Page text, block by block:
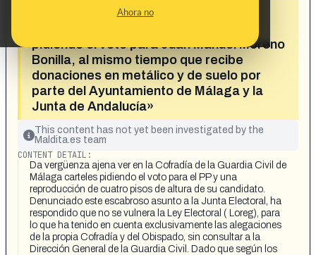
Ahora no
«La Cofradía de la Expiración, de la
pidiendo el voto para Juan Manuel Moreno
Bonilla, al mismo tiempo que recibe
donaciones en metálico y de suelo por
parte del Ayuntamiento de Málaga y la
Junta de Andalucía»
This content has not yet been investigated by the
Maldita.es team
CONTENT DETAIL:
Da vergüenza ajena ver en la Cofradía de la Guardia Civil de
Málaga carteles pidiendo el voto para el PP y una
reproducción de cuatro pisos de altura de su candidato.
Denunciado este escabroso asunto a la Junta Electoral, ha
respondido que no se vulnera la Ley Electoral ( Loreg), para
lo que ha tenido en cuenta exclusivamente las alegaciones
de la propia Cofradía y del Obispado, sin consultar a la
Dirección General de la Guardia Civil. Dado que según los